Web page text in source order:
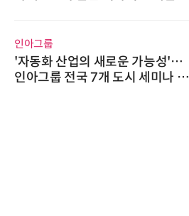
인아그룹
'자동화 산업의 새로운 가능성'…
인아그룹 전국 7개 도시 세미나 페